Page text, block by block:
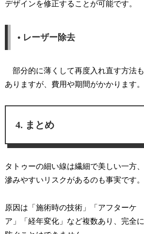
デザインを修正することが可能です。
• レーザー除去
部分的に薄くして再度入れ直す方法も
ありますが、費用や期間がかかります。
まとめ
タトゥーの細い線は繊細で美しい一方、
滲みやすいリスクがあるのも事実です。
原因は「施術時の技術 」「 アフターケ
ア 」「経年変化 」など複数あり、完全に